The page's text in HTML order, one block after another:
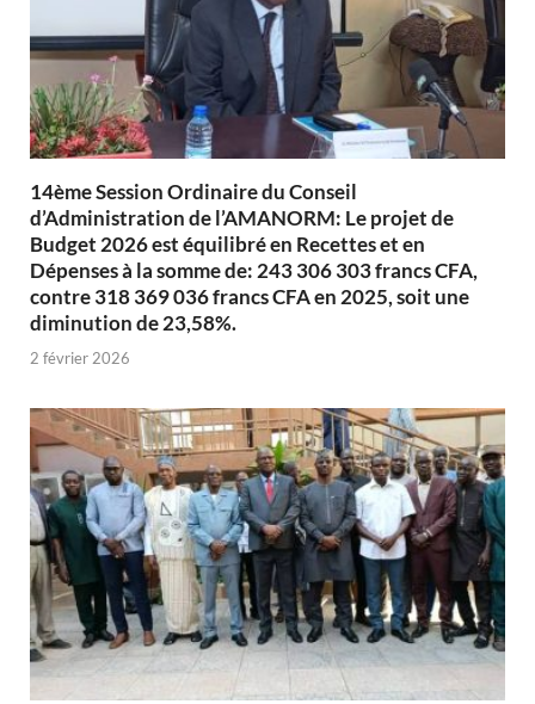
14ème Session Ordinaire du Conseil
d’Administration de l’AMANORM: Le projet de
Budget 2026 est équilibré en Recettes et en
Dépenses à la somme de: 243 306 303 francs CFA,
contre 318 369 036 francs CFA en 2025, soit une
diminution de 23,58%.
2 février 2026